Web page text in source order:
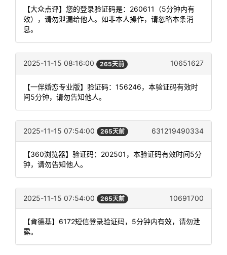
【大众点评】您的登录验证码是：260611（5分钟内有
效），请勿泄漏给他人。如非本人操作，请忽略本条消
息。
2025-11-15 08:16:00 265天前 10651627
【一伴婚恋专业版】验证码：156246，本验证码有效时
间5分钟，请勿告知他人。
2025-11-15 07:54:00 265天前 631219490334
【360浏览器】验证码：202501，本验证码有效时间5分
钟，请勿告知他人。
2025-11-15 07:54:00 265天前 10691700
【肯德基】6172短信登录验证码，5分钟内有效，请勿泄
露。